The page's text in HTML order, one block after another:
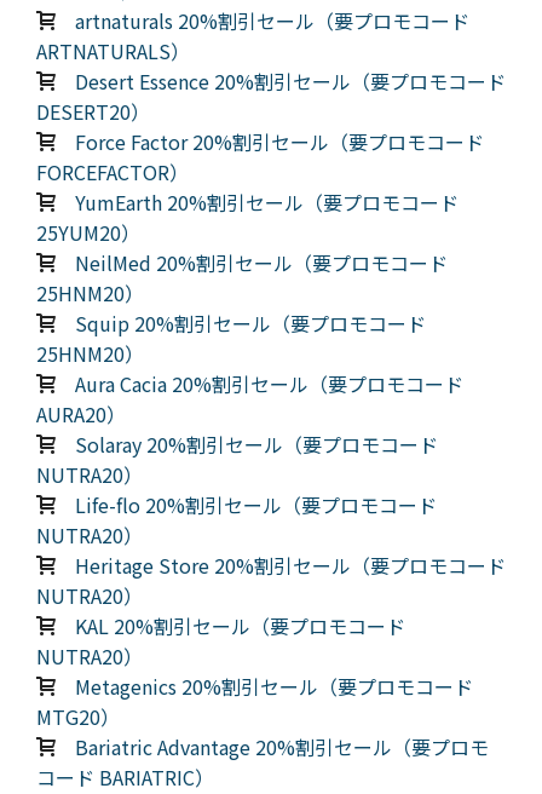
artnaturals 20%割引セール（要プロモコード
ARTNATURALS）
Desert Essence 20%割引セール（要プロモコード
DESERT20）
Force Factor 20%割引セール（要プロモコード
FORCEFACTOR）
YumEarth 20%割引セール（要プロモコード
25YUM20）
NeilMed 20%割引セール（要プロモコード
25HNM20）
Squip 20%割引セール（要プロモコード
25HNM20）
Aura Cacia 20%割引セール（要プロモコード
AURA20）
Solaray 20%割引セール（要プロモコード
NUTRA20）
Life-flo 20%割引セール（要プロモコード
NUTRA20）
Heritage Store 20%割引セール（要プロモコード
NUTRA20）
KAL 20%割引セール（要プロモコード
NUTRA20）
Metagenics 20%割引セール（要プロモコード
MTG20）
Bariatric Advantage 20%割引セール（要プロモ
コード BARIATRIC）